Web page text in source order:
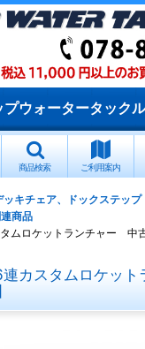
プウォータータック
商品検索 ご利用案内
ッキチェア、ドックステップ
商品
ムロケットランチャー 中
カスタムロケッ